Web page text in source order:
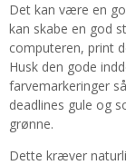
Det kan være en
kan skabe en god
computeren, print
Husk den gode
farvemarkeringer
deadlines gule og
grønne.
Dette kræver